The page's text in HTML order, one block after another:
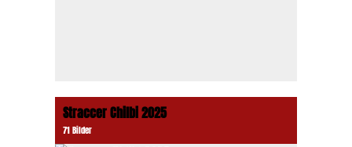
Straccer Chilbi 2025
71 Bilder